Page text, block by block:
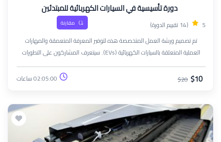
دورة تأسيسية في السيارات الكهربائية للمبتدئين
5 (14 تقييم الدورة) مقارنة
تم تصميم ورشة العمل المتخصصة هذه لتوفير المعرفة المتعمقة والمهارات
العملية المتعلقة بالسيارات الكهربائية (EVs). سيتعرف المشاركون على التطورات
التكنولوجية والأنظمة وممارسات الصيانة التي تنفرد بها السيارات الكهربائية، مما
يؤهلهم للعمل في قطاع السيارات سريع التطور.
$10
$20 02:05:00 ساعات